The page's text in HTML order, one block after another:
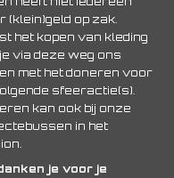
(klein)geld op zak.
het kopen van kleding
via deze weg ons
met het doneren voor
sfeeractie(s).
kan ook bij onze
in het
je voor je